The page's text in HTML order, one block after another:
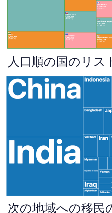
人口順の国のリス
次の地域への移民